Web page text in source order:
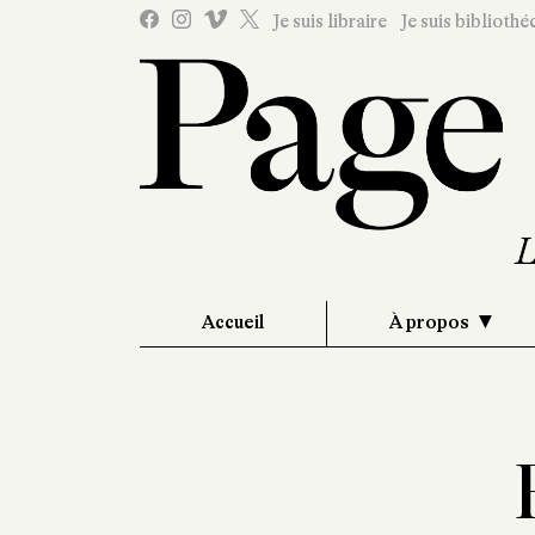
Je suis libraire Je suis
Accueil À propos